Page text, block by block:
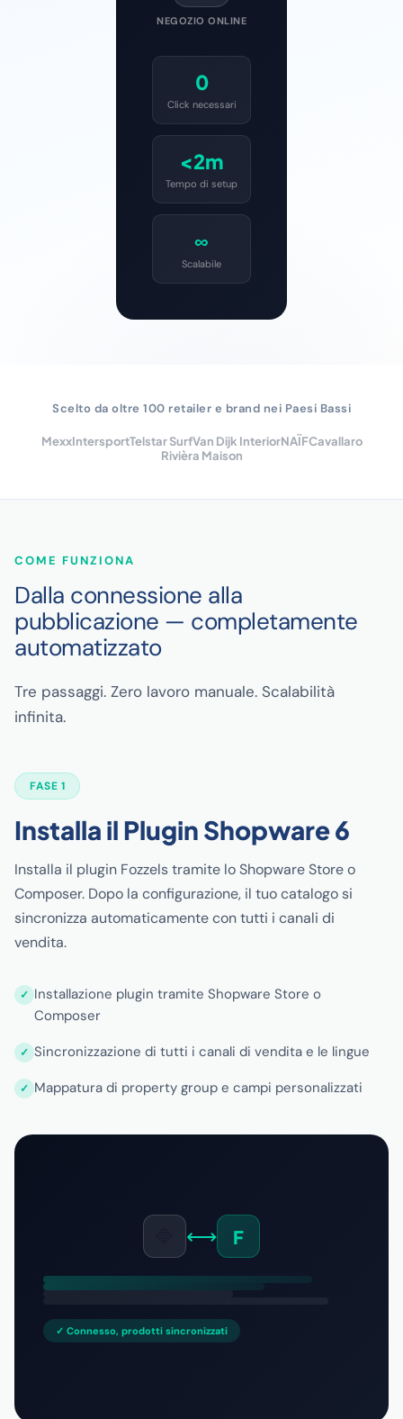
NEGOZIO ONLINE
0
Click necessari
<2m
Tempo di setup
∞
Scalabile
Scelto da oltre 100 retailer e brand nei Paesi Bassi
MexxIntersportTelstar SurfVan Dijk InteriorNAÏFCavallaro
Rivièra Maison
COME FUNZIONA
Dalla connessione alla
pubblicazione — completamente
automatizzato
Tre passaggi. Zero lavoro manuale. Scalabilità
infinita.
FASE 1
Installa il Plugin Shopware 6
Installa il plugin Fozzels tramite lo Shopware Store o
Composer. Dopo la configurazione, il tuo catalogo si
sincronizza automaticamente con tutti i canali di
vendita.
Installazione plugin tramite Shopware Store o
Composer
Sincronizzazione di tutti i canali di vendita e le lingue
Mappatura di property group e campi personalizzati
⟷ F
✓ Connesso, prodotti sincronizzati